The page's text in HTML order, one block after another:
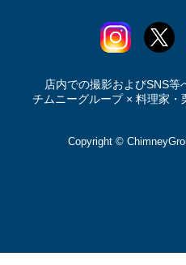
店内での撮影およびSNS
チムニーグループ × 料理家・
Copyright ©